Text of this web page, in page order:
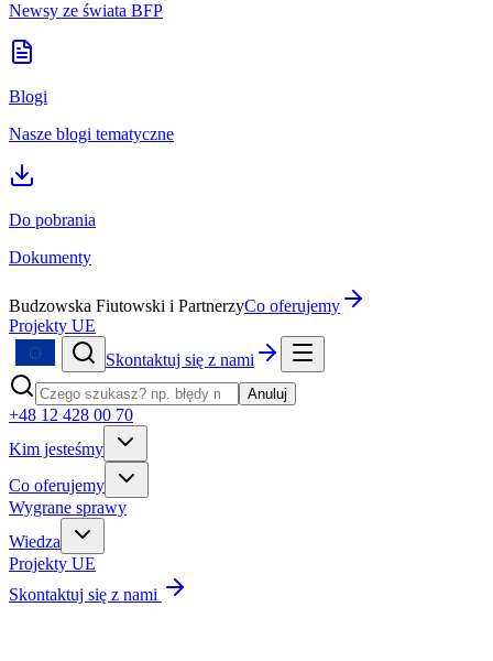
Newsy ze świata BFP
Blogi
Nasze blogi tematyczne
Do pobrania
Dokumenty
Budzowska Fiutowski i PartnerzyCo oferujemy
Projekty UE
Skontaktuj się z nami
Anuluj
+48 12 428 00 70
Kim jesteśmy
Co oferujemy
Wygrane sprawy
Wiedza
Projekty UE
Skontaktuj się z nami